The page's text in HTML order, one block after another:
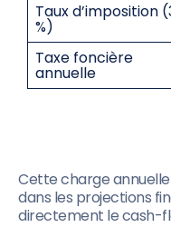
Taux d’imposition
%)
Taxe foncière
annuelle
Cette charge
dans les projections
directement le cash-